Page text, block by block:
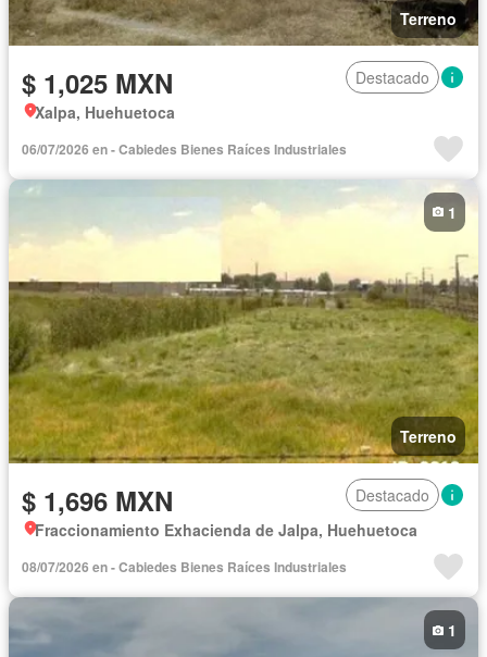
Terreno
$ 1,025 MXN
Destacado
Xalpa, Huehuetoca
06/07/2026 en - Cabiedes Bienes Raíces Industriales
Terreno
1
$ 1,696 MXN
Destacado
Fraccionamiento Exhacienda de Jalpa, Huehuetoca
08/07/2026 en - Cabiedes Bienes Raíces Industriales
1